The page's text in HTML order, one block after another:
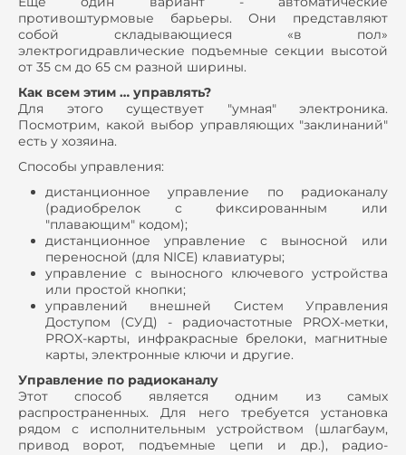
противоштурмовые барьеры. Они представляют
собой складывающиеся «в пол»
электрогидравлические подъемные секции высотой
от 35 см до 65 см разной ширины.
Как всем этим … управлять?
Для этого существует "умная" электроника.
Посмотрим, какой выбор управляющих "заклинаний"
есть у хозяина.
Способы управления:
дистанционное управление по радиоканалу
(радиобрелок с фиксированным или
"плавающим" кодом);
дистанционное управление с выносной или
переносной (для NICE) клавиатуры;
управление c выносного ключевого устройства
или простой кнопки;
управлений внешней Систем Управления
Доступом (СУД) - радиочастотные PROX-метки,
PROX-карты, инфракрасные брелоки, магнитные
карты, электронные ключи и другие.
Управление по радиоканалу
Этот способ является одним из самых
распространенных. Для него требуется установка
рядом с исполнительным устройством (шлагбаум,
привод ворот, подъемные цепи и др.), радио-